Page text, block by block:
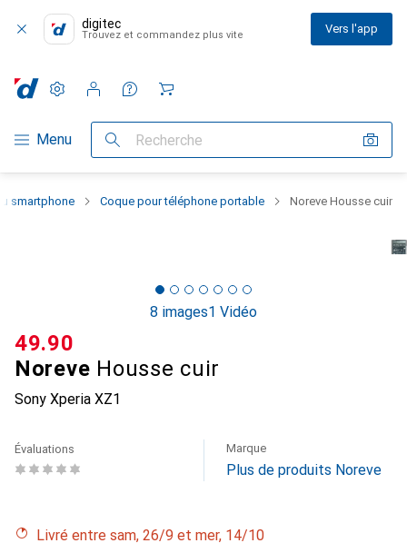
digitec
Trouvez et commandez plus vite Vers l'app
Navigation par catégorie
Menu Recherche
Paramètres
Compte client
Listes de comparaison
Listes d'envies
Panier
smartphone Coque pour téléphone portable Noreve Housse cuir
8 images1 Vidéo
Noreve Housse cuir
Sony Xperia XZ1
CHF
49.90
Évaluations Marque
Plus de produits Noreve
Livré entre sam, 26/9 et mer, 14/10